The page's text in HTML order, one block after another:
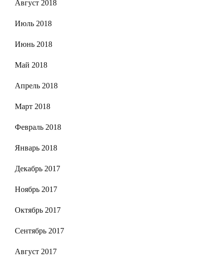
Август 2018
Июль 2018
Июнь 2018
Май 2018
Апрель 2018
Март 2018
Февраль 2018
Январь 2018
Декабрь 2017
Ноябрь 2017
Октябрь 2017
Сентябрь 2017
Август 2017